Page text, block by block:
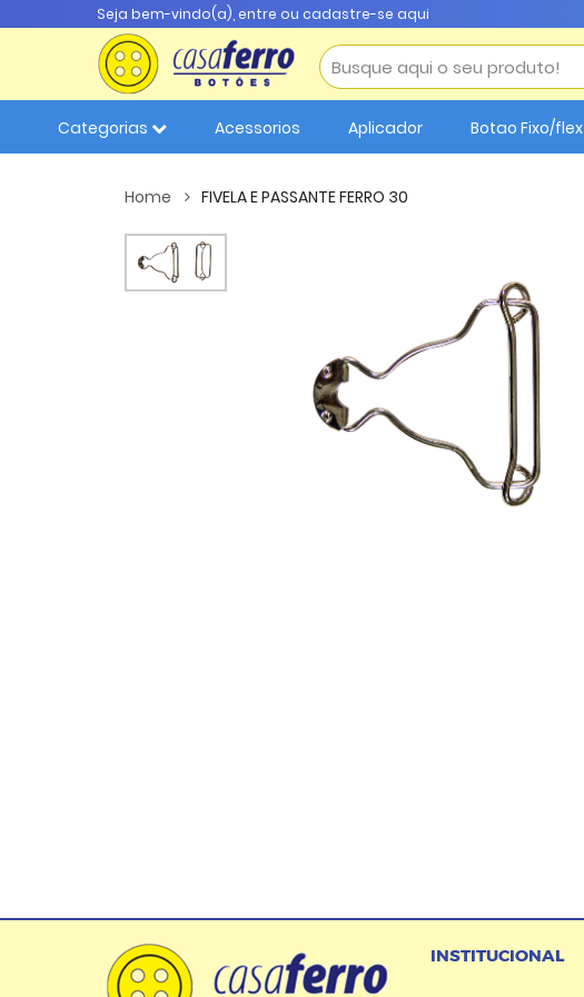
Seja bem-vindo(a), entre ou cadastre-se aqui
Categorias Acessorios Aplicador Botao Fixo/flex
Home FIVELA E PASSANTE FERRO 30
INSTITUCIONAL